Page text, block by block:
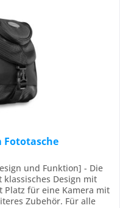
und Funktion] - Die
klassisches Design mit
für eine Kamera mit
Zubehör. Für alle